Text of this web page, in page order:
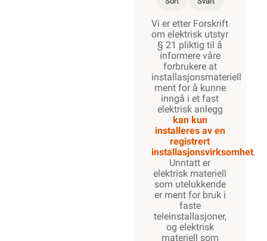
Vi er etter Forskrift
om elektrisk utstyr
§ 21 pliktig til å
informere våre
forbrukere at
installasjonsmateriell
ment for å kunne
inngå i et fast
elektrisk anlegg
kan kun
installeres av en
registrert
installasjonsvirksomhet.
Unntatt er
elektrisk materiell
som utelukkende
er ment for bruk i
faste
teleinstallasjoner,
og elektrisk
materiell som